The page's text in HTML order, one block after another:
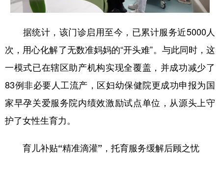
据统计，该门诊启用至今，已累计服务近5000人
次，用心化解了无数准妈妈的“开头难”。与此同时，这
一模式已在辖区助产机构实现全覆盖，并成功减少了
83例非必要人工流产，区妇幼保健院更成功申报为国
家早孕关爱服务院内绩效激励试点单位，从源头上守
护了女性生育力。
育儿补贴“精准滴灌”，托育服务缓解后顾之忧